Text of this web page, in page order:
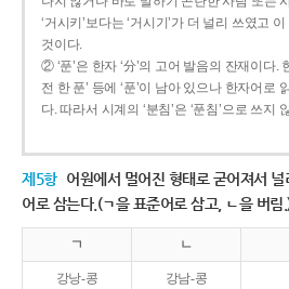
‘거시키’보다는 ‘거시기’가 더 널리 쓰였고
것이다.
② ‘푼’은 한자 ‘分’의 고어 발음의 잔재이다.
전 한 푼’ 등에 ‘푼’이 남아 있으나 한자어로
다. 따라서 시계의 ‘분침’은 ‘푼침’으로 쓰지
제5항 어원에서 멀어진 형태로 굳어져서
어로 삼는다.(ㄱ을 표준어로 삼고, ㄴ을 버림
ㄱ ㄴ
강낭-콩 강남-콩